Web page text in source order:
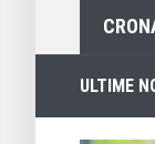
ULTIME
Viaggi di